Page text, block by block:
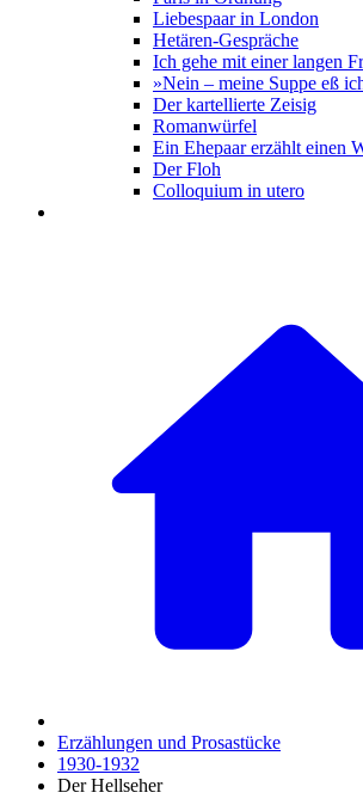
Liebespaar in London
Hetären-Gespräche
Ich gehe mit einer langen
»Nein – meine Suppe eß
Der kartellierte Zeisig
Romanwürfel
Ein Ehepaar erzählt einen
Der Floh
Colloquium in utero
Erzählungen und Prosastücke
1930-1932
Der Hellseher